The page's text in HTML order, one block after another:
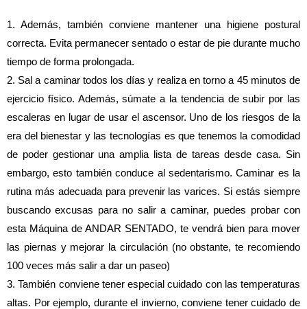
1. Además, también conviene mantener una higiene postural
correcta. Evita permanecer sentado o estar de pie durante mucho
tiempo de forma prolongada.
2. Sal a caminar todos los días y realiza en torno a 45 minutos de
ejercicio físico. Además, súmate a la tendencia de subir por las
escaleras en lugar de usar el ascensor. Uno de los riesgos de la
era del bienestar y las tecnologías es que tenemos la comodidad
de poder gestionar una amplia lista de tareas desde casa. Sin
embargo, esto también conduce al sedentarismo. Caminar es la
rutina más adecuada para prevenir las varices. Si estás siempre
buscando excusas para no salir a caminar, puedes probar con
esta Máquina de ANDAR SENTADO, te vendrá bien para mover
las piernas y mejorar la circulación (no obstante, te recomiendo
100 veces más salir a dar un paseo)
3. También conviene tener especial cuidado con las temperaturas
altas. Por ejemplo, durante el invierno, conviene tener cuidado de